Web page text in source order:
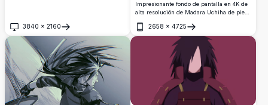
3840 × 2160
Abrir
Impresionante fondo de pantalla en 4K de
alta resolución de Madara Uchiha de pie
sobre un terreno de piedra agrietada, visto
desde arriba. Vestido con su icónica
armadura roja, este poderoso villano de
Naruto irradia dominio y fuerza con un
detalle impresionante.
2658 × 4725
Abrir